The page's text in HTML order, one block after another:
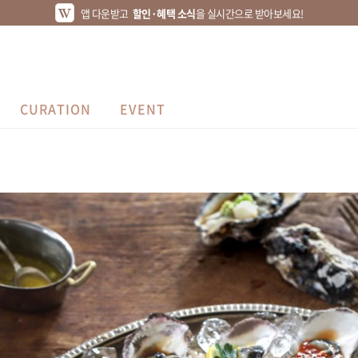
앱 다운받고 할인·혜택 소식을 실시간으로 받아보세요!
CURATION EVENT